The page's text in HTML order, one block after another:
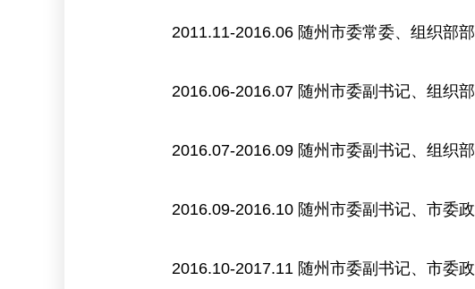
2011.11-2016.06 随州市委常委、组织部
2016.06-2016.07 随州市委副书记、组织
2016.07-2016.09 随州市委副书记、组织
2016.09-2016.10 随州市委副书记、市委
2016.10-2017.11 随州市委副书记、市委